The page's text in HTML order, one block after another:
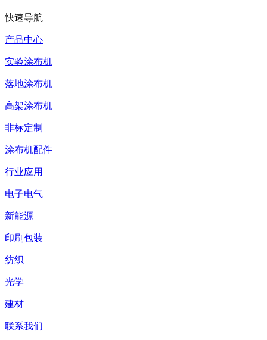
快速导航
产品中心
实验涂布机
落地涂布机
高架涂布机
非标定制
涂布机配件
行业应用
电子电气
新能源
印刷包装
纺织
光学
建材
联系我们